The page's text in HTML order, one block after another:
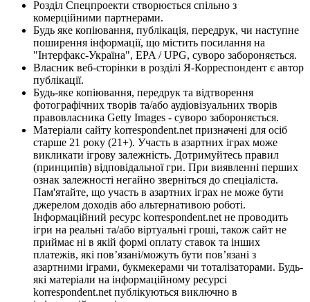
Розділ Спецпроекти створюється спільно з
комерційними партнерами.
Будь яке копіювання, публікація, передрук, чи наступне
поширення інформації, що містить посилання на
"Інтерфакс-Україна", EPA / UPG, суворо забороняється.
Власник веб-сторінки в розділі Я-Корреспондент є автор
публікації.
Будь-яке копіювання, передрук та відтворення
фотографічних творів та/або аудіовізуальних творів
правовласника Getty Images - суворо забороняється.
Матеріали сайту korrespondent.net призначені для осіб
старше 21 року (21+). Участь в азартних іграх може
викликати ігрову залежність. Дотримуйтесь правил
(принципів) відповідальної гри. При виявленні перших
ознак залежності негайно зверніться до спеціаліста.
Пам'ятайте, що участь в азартних іграх не може бути
джерелом доходів або альтернативою роботі.
Інформаційний ресурс korrespondent.net не проводить
ігри на реальні та/або віртуальні гроші, також сайт не
приймає ні в якій формі оплату ставок та інших
платежів, які пов’язані/можуть бути пов’язані з
азартними іграми, букмекерами чи тоталізаторами. Будь-
які матеріали на інформаційному ресурсі
korrespondent.net публікуються виключно в